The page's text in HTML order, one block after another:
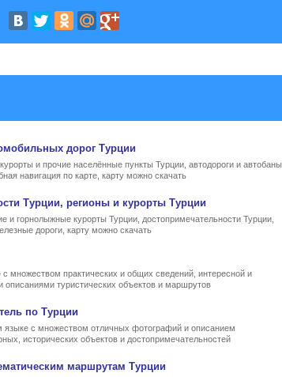
дорог Турции
и прочие населённые пункты Турции, автодороги и автобаны,
навигация по карте, карту можно скачать
Турции, регионы и курорты Турции
и горнолыжные курорты Турции, достопримечательности Турции,
дороги, карту можно скачать
множеством практических и общих сведений, интересной и
туристических объектов и маршрутов
по Турции
языке с множеством отличных фотографий и описанием
исторических объектов и достопримечательностей
маршрутам Турции